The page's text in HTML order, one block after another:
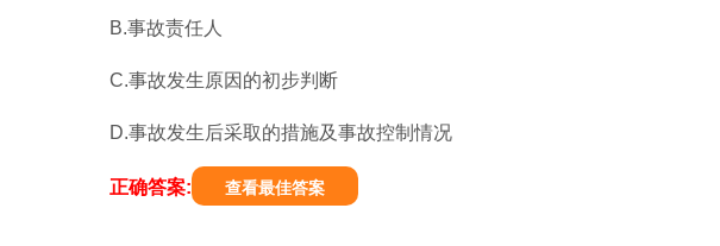
B.事故责任人
C.事故发生原因的初步判断
D.事故发生后采取的措施及事故控制情况
正确答案: 查看最佳答案